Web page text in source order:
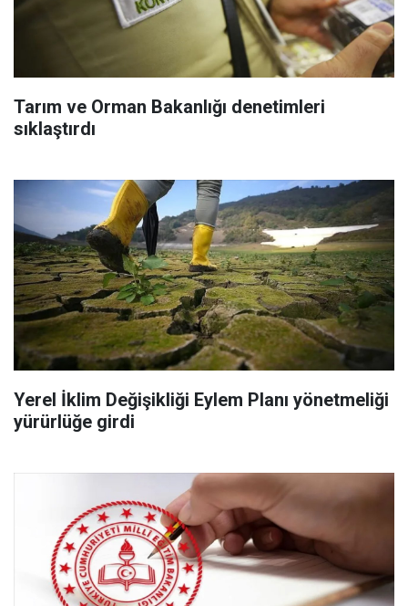
Tarım ve Orman Bakanlığı denetimleri
sıklaştırdı
Yerel İklim Değişikliği Eylem Planı yönetmeliği
yürürlüğe girdi